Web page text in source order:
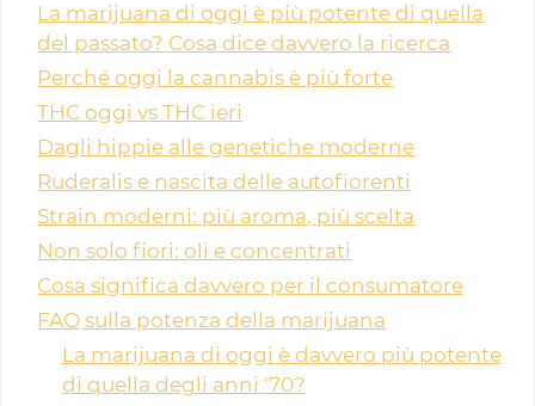
La marijuana di oggi è più potente di quella
del passato? Cosa dice davvero la ricerca
Perché oggi la cannabis è più forte
THC oggi vs THC ieri
Dagli hippie alle genetiche moderne
Ruderalis e nascita delle autofiorenti
Strain moderni: più aroma, più scelta
Non solo fiori: oli e concentrati
Cosa significa davvero per il consumatore
FAQ sulla potenza della marijuana
La marijuana di oggi è davvero più potente
di quella degli anni '70?